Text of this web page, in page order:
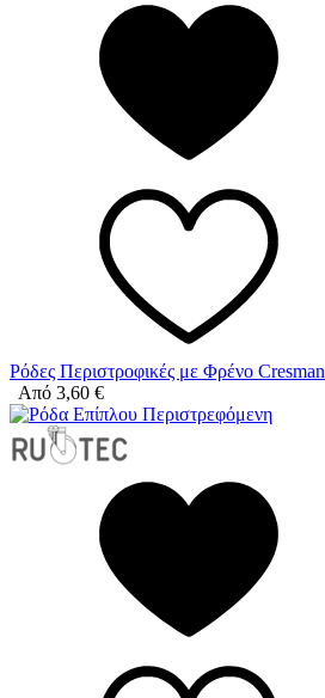
Ρόδες Περιστροφικές με Φρένο Cresman
Από 3,60 €